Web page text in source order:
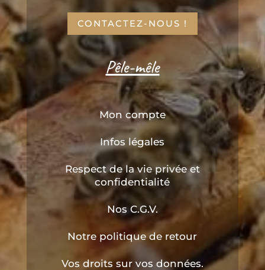
CONTACTEZ-NOUS !
Pêle-mêle
Mon compte
Infos légales
Respect de la vie privée et
confidentialité
Nos C.G.V.
Notre politique de retour
Vos droits sur vos données.